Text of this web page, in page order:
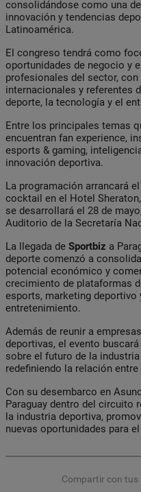
consolidándose como una
innovación y tendencias
Latinoamérica.
El congreso tendrá como
oportunidades de negocio y
profesionales del sector,
internacionales y referentes
deporte, la tecnología y el
Entre los principales temas
encuentran fan experience,
esports & gaming,
innovación deportiva.
La programación arrancará
cocktail en el Hotel
se desarrollará el 28 de
Auditorio de la Secretaría
La llegada de Sportbiz a
deporte comenzó a
potencial económico y
crecimiento de plataformas
esports, marketing
entretenimiento.
Además de reunir a
deportivas, el evento
sobre el futuro de la
redefiniendo la relación
Con su desembarco en
Paraguay dentro del circuito
la industria deportiva,
nuevas oportunidades para
Compartir con tus